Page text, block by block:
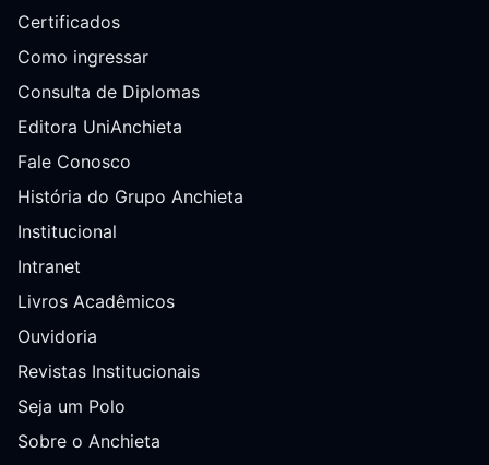
Certificados
Como ingressar
Consulta de Diplomas
Editora UniAnchieta
Fale Conosco
História do Grupo Anchieta
Institucional
Intranet
Livros Acadêmicos
Ouvidoria
Revistas Institucionais
Seja um Polo
Sobre o Anchieta